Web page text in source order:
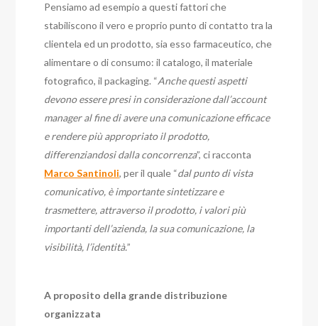
Pensiamo ad esempio a questi fattori che
stabiliscono il vero e proprio punto di contatto tra la
clientela ed un prodotto, sia esso farmaceutico, che
alimentare o di consumo: il catalogo, il materiale
fotografico, il packaging. “Anche questi aspetti
devono essere presi in considerazione dall’account
manager al fine di avere una comunicazione efficace
e rendere più appropriato il prodotto,
differenziandosi dalla concorrenza”, ci racconta
Marco Santinoli, per il quale “dal punto di vista
comunicativo, è importante sintetizzare e
trasmettere, attraverso il prodotto, i valori più
importanti dell’azienda, la sua comunicazione, la
visibilità, l’identità.”
A proposito della grande distribuzione
organizzata